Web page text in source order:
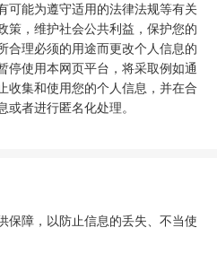
可能为遵守适用的法律法规等有关
策，维护社会公共利益，保护您的
合理必须的用途而更改个人信息的
停使用本网页平台，将采取例如通
收集和使用您的个人信息，并在合
者进行匿名化处理。
保障，以防止信息的丢失、不当使